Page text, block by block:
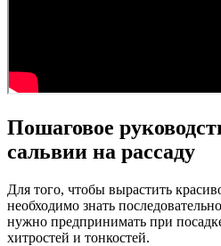
Пошаговое
сальвии на рассаду
Для того, чтобы вырастить
необходимо знать
нужно предпринимать при
хитростей и тонкостей.